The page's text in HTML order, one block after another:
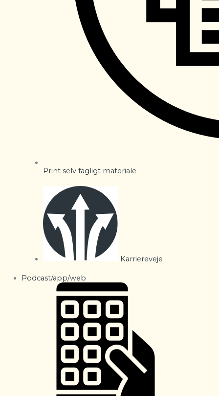
Print selv fagligt materiale
Karriereveje
Podcast/app/web